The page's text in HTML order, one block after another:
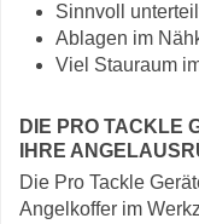
Sinnvoll
Ablagen im
Viel Stauraum
DIE PRO TACKLE
IHRE
Die Pro Tackle
Angelkoffer im